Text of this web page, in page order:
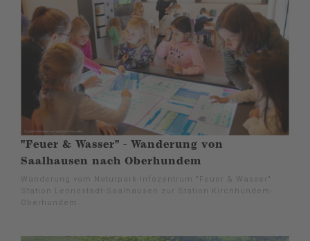
"Feuer & Wasser" - Wanderung von
Saalhausen nach Oberhundem
Wanderung vom Naturpark-Infozentrum "Feuer & Wasser"
Station Lennestadt-Saalhausen zur Station Kirchhundem-
Oberhundem.